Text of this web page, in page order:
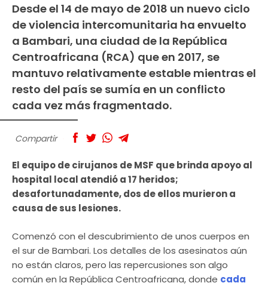
Desde el 14 de mayo de 2018 un nuevo ciclo
de violencia intercomunitaria ha envuelto
a Bambari, una ciudad de la República
Centroafricana (RCA) que en 2017, se
mantuvo relativamente estable mientras el
resto del país se sumía en un conflicto
cada vez más fragmentado.
Compartir
El equipo de cirujanos de MSF que brinda apoyo al
hospital local atendió a 17 heridos;
desafortunadamente, dos de ellos murieron a
causa de sus lesiones.
Comenzó con el descubrimiento de unos cuerpos en
el sur de Bambari. Los detalles de los asesinatos aún
no están claros, pero las repercusiones son algo
común en la República Centroafricana, donde cada